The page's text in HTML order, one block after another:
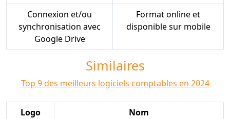
Connexion et/ou
synchronisation avec
Google Drive
Format online et
disponible sur mobile
Similaires
Top 9 des meilleurs logiciels comptables en 2024
Logo Nom